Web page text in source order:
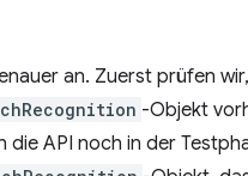
an. Zuerst prüfen
-Objekt
die API noch in der